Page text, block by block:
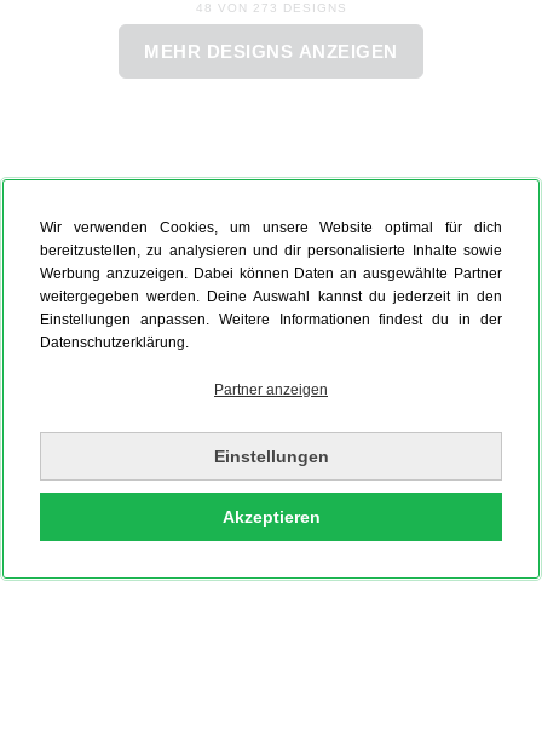
Wir verwenden Cookies, um unsere Website optimal für dich
bereitzustellen, zu analysieren und dir personalisierte Inhalte sowie
Werbung anzuzeigen. Dabei können Daten an ausgewählte Partner
weitergegeben werden. Deine Auswahl kannst du jederzeit in den
Einstellungen anpassen. Weitere Informationen findest du in der
Datenschutzerklärung.
Partner anzeigen
Einstellungen
Akzeptieren
48 VON 273 DESIGNS
MEHR DESIGNS ANZEIGEN